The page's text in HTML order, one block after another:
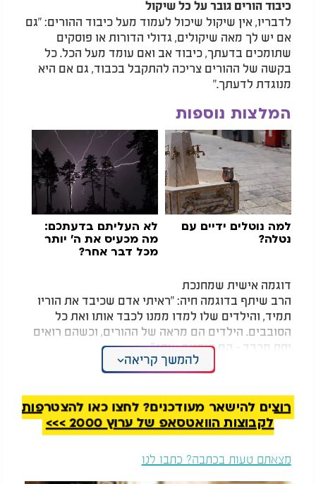
כיבוד הורים גובר על כל שיקול
לדבריו, אין שיקול שיכול לעמוד מעל כיבוד ההורים: "גם
אם יש לך מאה שיקולים, גדולי הדורות או פוסקים
שתומכים בדעתך, כיבוד אב ואם עומד מעל הכל. כל
בקשה של ההורים צריכה להתקבל בכבוד, גם אם היא
מנוגדת לדעתך."
המלצות נוספות
למה נוטלים ידיים עם
נטלה?
לא העליתם בדעתכם:
מה מכעיס את ה' יותר
מכל דבר אחר?
דוגמה אישית שמחנכת
הרב שיתף בדוגמה חיה: "ראיתי אדם שכיבד את הוריו
תמיד, והילדים שלו למדו ממנו לכבד אותו ואת כל
הסובבים. הילדים הם מראה של ההורים, וכשהם רואים
יחס מכבד - הם סופגים אותו."
המסר לחיי היומיום
הרב סיכם בקריאה: "כבדו את ההורים שלכם בכל מצב,
גם אם מדובר בדברים פשוטים. הכבוד שאתם מעניקים
להם הוא היסוד להצלחה בחינוך הדור הבא ולבניית
משפחה עם ערכים."
להמשך קריאה
רוצים להישאר מעודכנים? לחצו כאן להצטרפות
לקבוצות הוואטסאפ של ערוץ 2000 >>>
מצאתם טעות בכתבה? כתבו לנו